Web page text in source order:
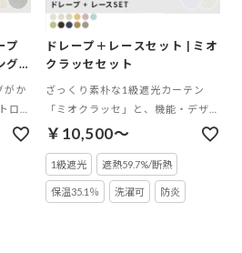
プ
グ
がか
ロポ
ドレープ＋レースセット | ミオ
クラッセセット
ざっくり素朴な1級遮光カーテン
「ミオクラッセ」と、機能・デザイ
ンの異なる2種類のレースから選べ
￥10,500～
1級遮光 遮熱59.7%/断熱
保温35.1％ 洗濯可 防炎